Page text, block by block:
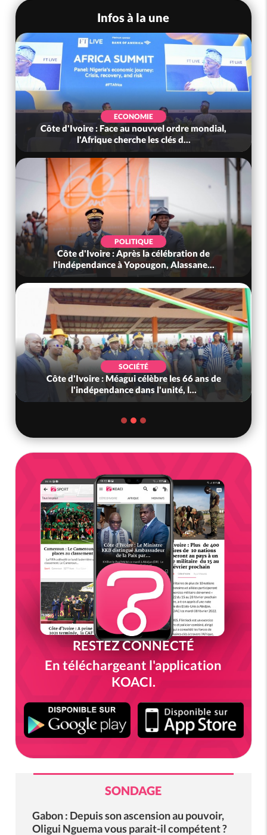
Infos à la une
ECONOMIE
Côte d'Ivoire : Face au nouvvel ordre mondial,
l'Afrique cherche les clés d...
POLITIQUE
Côte d'Ivoire : Après la célébration de
l'indépendance à Yopougon, Alassane...
SOCIÉTÉ
Côte d'Ivoire : Méagui célèbre les 66 ans de
l'indépendance dans l'unité, l...
RESTEZ CONNECTÉ
En téléchargeant l'application
KOACI.
SONDAGE
Gabon : Depuis son ascension au pouvoir,
Oligui Nguema vous parait-il compétent ?